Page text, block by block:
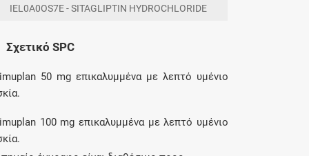
IEL0A0OS7E - SITAGLIPTIN HYDROCHLORIDE
Σχετικό SPC
50 mg επικαλυμμένα με λεπτό υμένιο
100 mg επικαλυμμένα με λεπτό υμένιο